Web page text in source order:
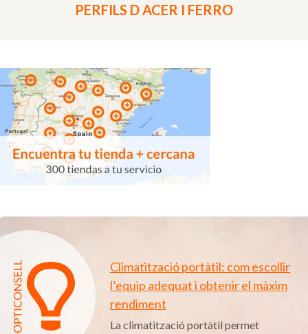
PERFILS D ACER I FERRO
Climatització portàtil: com escollir
l’equip adequat i obtenir el màxim
rendiment
La climatització portàtil permet